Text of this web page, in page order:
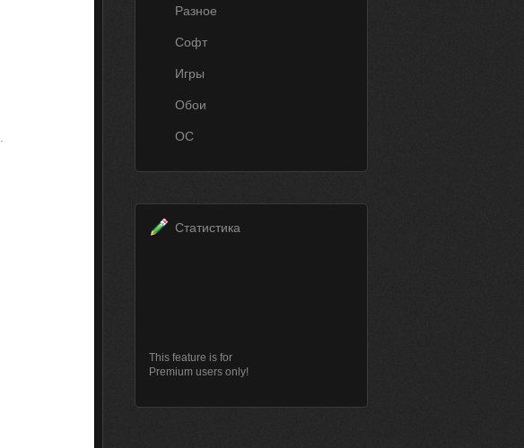
Разное
Софт
Игры
Обои
ОС
Статистика
This feature is for
Premium users only!